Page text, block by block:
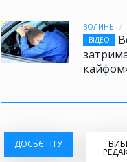
ВОЛИНЬ
ВІДЕО
ДОСЬЄ ГІТУ